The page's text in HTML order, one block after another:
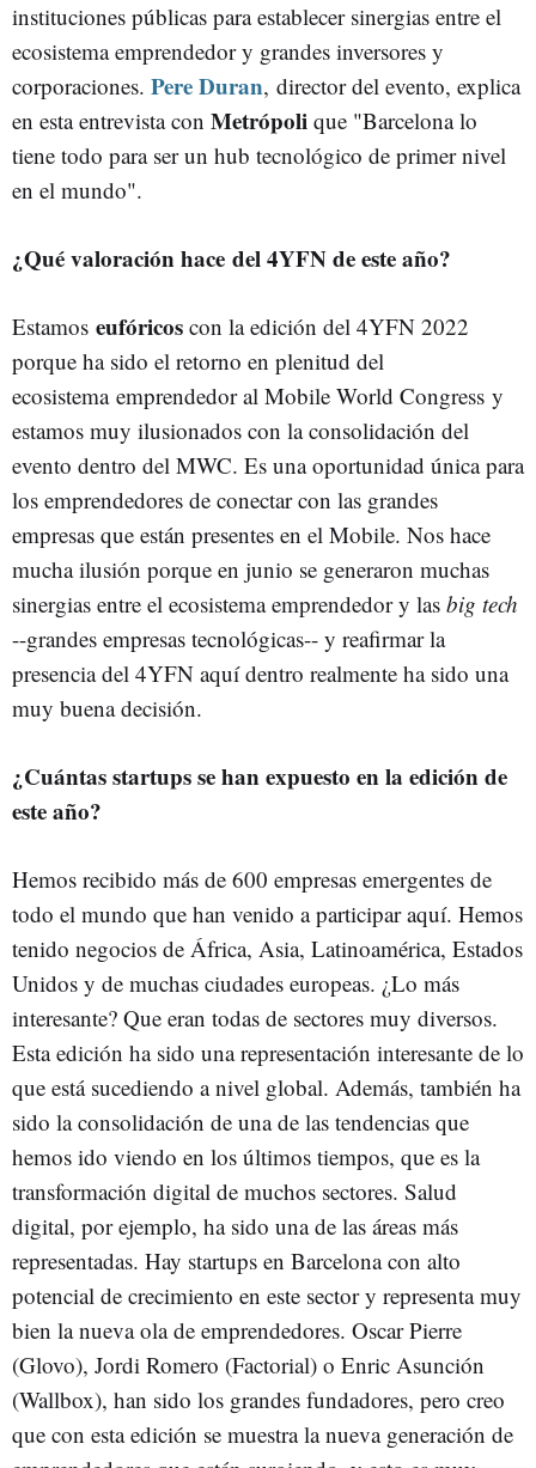
instituciones públicas para establecer sinergias entre el
ecosistema emprendedor y grandes inversores y
corporaciones. Pere Duran, director del evento, explica
en esta entrevista con Metrópoli que "Barcelona lo
tiene todo para ser un hub tecnológico de primer nivel
en el mundo".
¿Qué valoración hace del 4YFN de este año?
Estamos eufóricos con la edición del 4YFN 2022
porque ha sido el retorno en plenitud del
ecosistema emprendedor al Mobile World Congress y
estamos muy ilusionados con la consolidación del
evento dentro del MWC. Es una oportunidad única para
los emprendedores de conectar con las grandes
empresas que están presentes en el Mobile. Nos hace
mucha ilusión porque en junio se generaron muchas
sinergias entre el ecosistema emprendedor y las big tech
--grandes empresas tecnológicas-- y reafirmar la
presencia del 4YFN aquí dentro realmente ha sido una
muy buena decisión.
¿Cuántas startups se han expuesto en la edición de
este año?
Hemos recibido más de 600 empresas emergentes de
todo el mundo que han venido a participar aquí. Hemos
tenido negocios de África, Asia, Latinoamérica, Estados
Unidos y de muchas ciudades europeas. ¿Lo más
interesante? Que eran todas de sectores muy diversos.
Esta edición ha sido una representación interesante de lo
que está sucediendo a nivel global. Además, también ha
sido la consolidación de una de las tendencias que
hemos ido viendo en los últimos tiempos, que es la
transformación digital de muchos sectores. Salud
digital, por ejemplo, ha sido una de las áreas más
representadas. Hay startups en Barcelona con alto
potencial de crecimiento en este sector y representa muy
bien la nueva ola de emprendedores. Oscar Pierre
(Glovo), Jordi Romero (Factorial) o Enric Asunción
(Wallbox), han sido los grandes fundadores, pero creo
que con esta edición se muestra la nueva generación de